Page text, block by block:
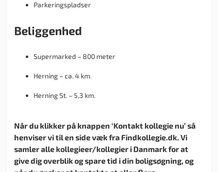
Parkeringspladser
Beliggenhed
Supermarked – 800 meter
Herning – ca. 4 km.
Herning St. – 5,3 km.
Når du klikker på knappen ‘Kontakt kollegie nu’ så
henviser vi til en side væk fra Findkollegie.dk. Vi
samler alle kollegieer/kollegier i Danmark for at
give dig overblik og spare tid i din boligsøgning, og